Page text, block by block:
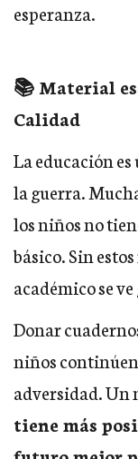
esperanza.
📚 Material
Calidad
La educación
la guerra.
los niños no
básico. Sin
académico se
Donar
niños continúen
adversidad. Un
tiene más